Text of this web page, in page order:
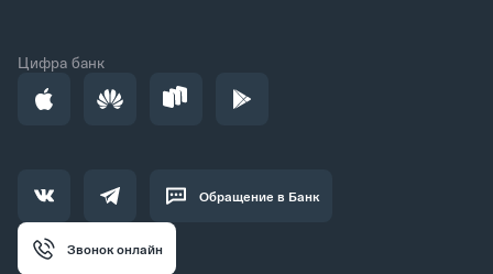
Цифра банк
Обращение в Банк
Звонок онлайн